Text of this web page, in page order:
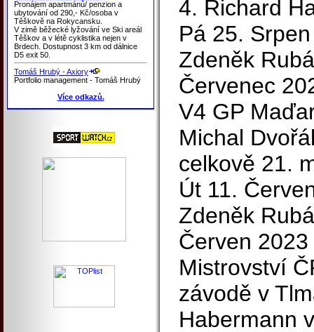
Pronájem apartmánů/ penzion a
ubytování od 290,- Kč/osoba v
Těškově na Rokycansku.
V zimě běžecké lyžování ve Ski areál
Těškov a v létě cyklistika nejen v
Brdech. Dostupnost 3 km od dálnice
D5 exit 50.
Tomáš Hrubý - Axiory
Portfolio management - Tomáš Hrubý
Více odkazů.
4. Richard
Pá 25.
Zdeněk
Červenec
V4 GP
Michal
celkově 21.
Út 11.
Zdeněk
Červen 2023
Mistrovství
závodě v
Habermann